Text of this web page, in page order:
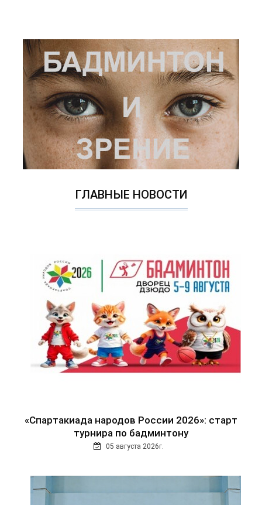
ГЛАВНЫЕ НОВОСТИ
«Спартакиада народов России 2026»: старт
турнира по бадминтону
05 августа 2026г.